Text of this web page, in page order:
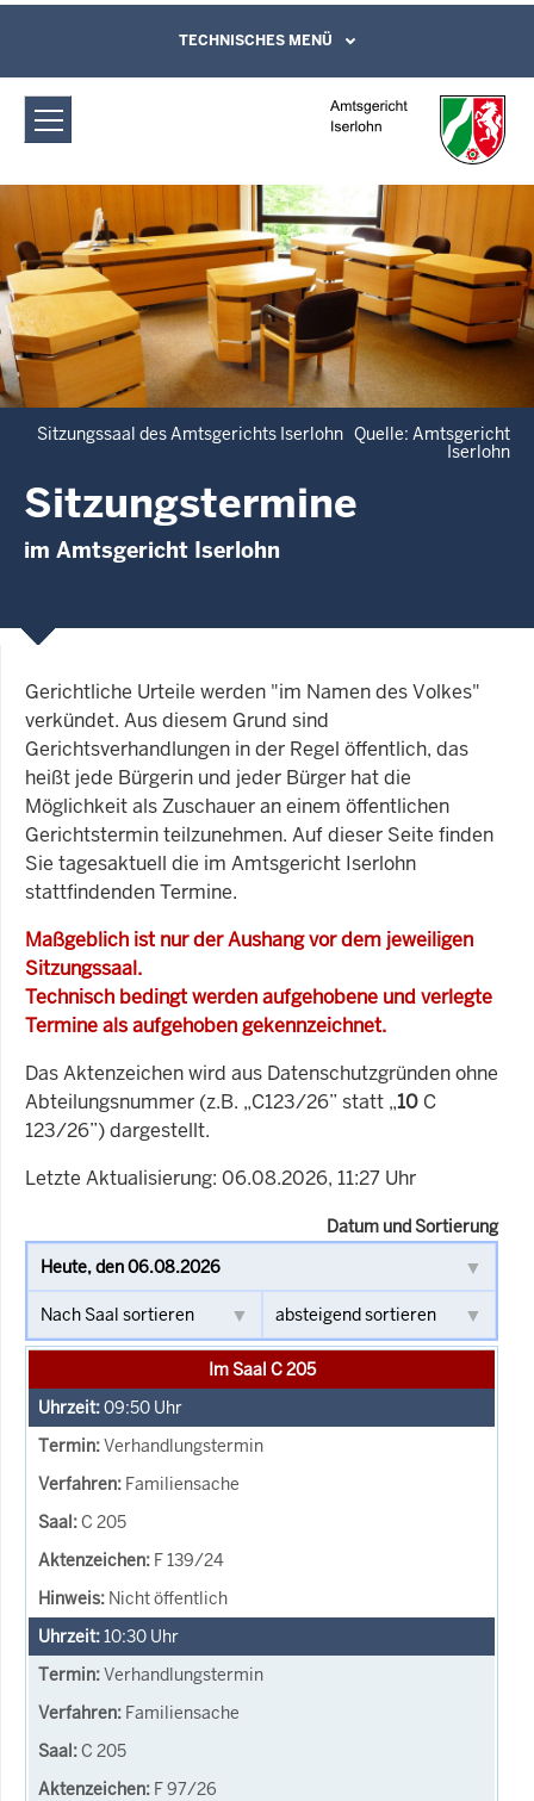
Amtsgericht Iserlohn: Sitzungstermine
Direkt zum Inhalt
Leichte Sprache, Gebärdensprachenvideo
und Kontaktformular
TECHNISCHES MENÜ
Sitzungssaal des Amtsgerichts Iserlohn Quelle: Amtsgericht
Iserlohn
Sitzungstermine
im Amtsgericht Iserlohn
Gerichtliche Urteile werden "im Namen des Volkes"
verkündet. Aus diesem Grund sind
Gerichtsverhandlungen in der Regel öffentlich, das
heißt jede Bürgerin und jeder Bürger hat die
Möglichkeit als Zuschauer an einem öffentlichen
Gerichtstermin teilzunehmen. Auf dieser Seite finden
Sie tagesaktuell die im Amtsgericht Iserlohn
stattfindenden Termine.
Maßgeblich ist nur der Aushang vor dem jeweiligen
Sitzungssaal.
Technisch bedingt werden aufgehobene und verlegte
Termine als aufgehoben gekennzeichnet.
Das Aktenzeichen wird aus Datenschutzgründen ohne
Abteilungsnummer (z.B. „C123/26” statt „10 C
123/26”) dargestellt.
Letzte Aktualisierung: 06.08.2026, 11:27 Uhr
Datum und Sortierung
Im Saal C 205
09:50 Uhr
Verhandlungstermin
Familiensache
C 205
F 139/24
Nicht öffentlich
10:30 Uhr
Verhandlungstermin
Familiensache
C 205
F 97/26